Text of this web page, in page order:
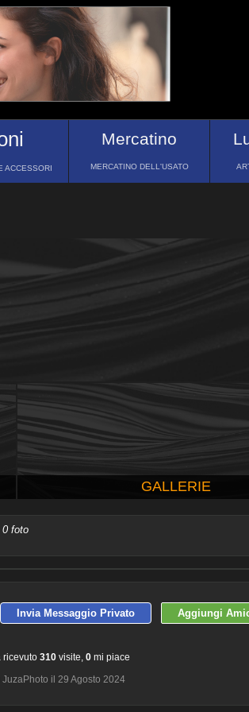
ACCESSORI
Mercatino
MERCATINO DELL'USATO
GALLERIE
foto
ULTIME 10
Invia Messaggio Privato Aggiungi
ricevuto 310visite, 0mi piace
JuzaPhoto il 29 Agosto 2024